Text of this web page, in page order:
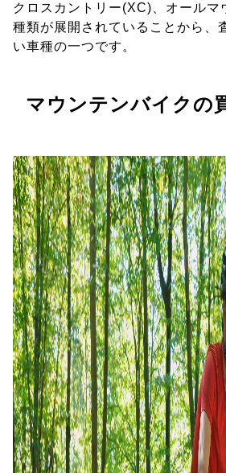
クロスカントリー(XC)、オールマ
種類が展開されていることから、
い車種の一つです。
マウンテンバイクの